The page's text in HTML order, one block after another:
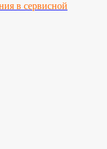
в сервисной